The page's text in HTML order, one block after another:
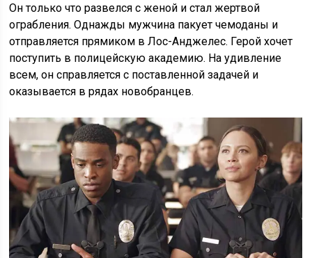
Он только что развелся с женой и стал жертвой
ограбления. Однажды мужчина пакует чемоданы и
отправляется прямиком в Лос-Анджелес. Герой хочет
поступить в полицейскую академию. На удивление
всем, он справляется с поставленной задачей и
оказывается в рядах новобранцев.